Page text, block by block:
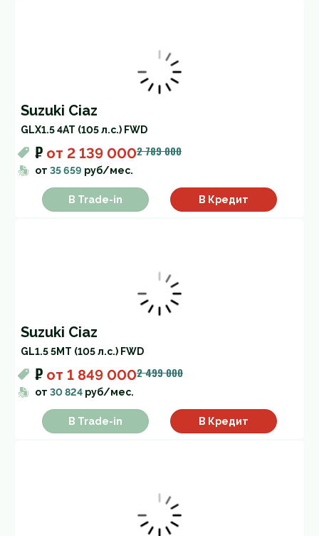
Suzuki Ciaz
GLX1.5 4AT (105 л.с.) FWD
₽ от 2 139 0002 789 000
от 35 659 руб/мес.
В Trade-in В Кредит
Suzuki Ciaz
GL1.5 5MT (105 л.с.) FWD
₽ от 1 849 0002 499 000
от 30 824 руб/мес.
В Trade-in В Кредит